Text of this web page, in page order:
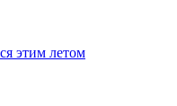
этим летом